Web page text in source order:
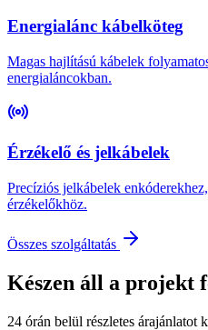
Energialánc kábelköteg
Magas hajlítású kábelek
energialáncokban.
Érzékelő és jelkábelek
Precíziós jelkábelek
érzékelőkhöz.
Összes szolgáltatás
Készen áll a projekt
24 órán belül részletes árajánlatot